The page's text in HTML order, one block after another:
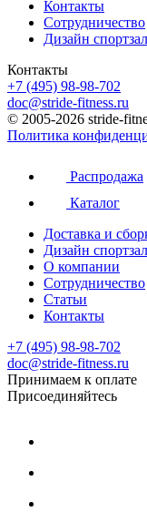
Контакты
Сотрудничество
Дизайн
Контакты
+7 (495) 98-98-702
doc@stride-fitness.ru
© 2005-2026 stride-
Политика
Распродажа
Каталог
Доставка и
Дизайн
О компании
Сотрудничество
Статьи
Контакты
+7 (495) 98-98-702
doc@stride-fitness.ru
Принимаем к оплате
Присоединяйтесь